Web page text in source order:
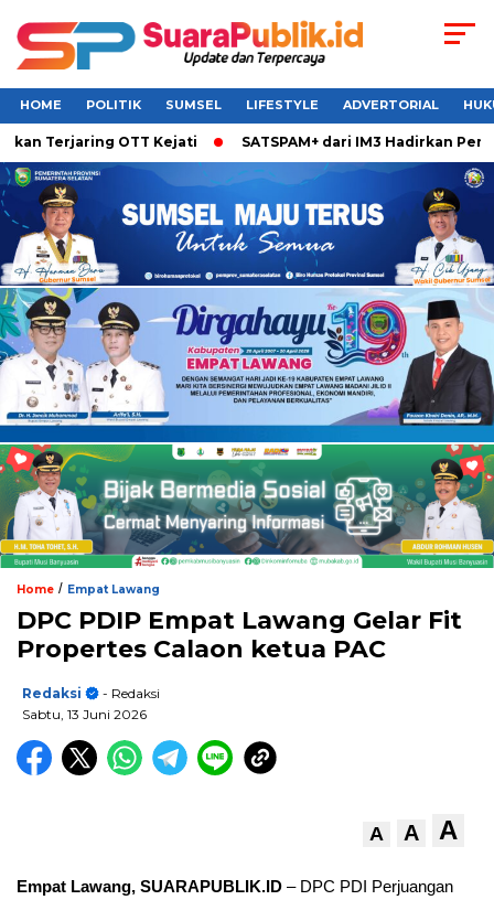
HOME POLITIK SUMSEL LIFESTYLE ADVERTORIAL
Terjaring OTT Kejati SATSPAM+ dari IM3 Hadirkan
Home / Empat Lawang
DPC PDIP Empat Lawang Gelar Fit
Propertes Calaon ketua PAC
Redaksi
- Redaksi
Sabtu, 13 Juni 2026
A A A
Empat Lawang, SUARAPUBLIK.ID – DPC PDI Perjuangan